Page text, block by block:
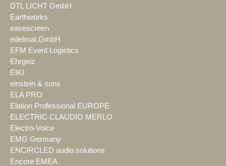
DTL LICHT GmbH
Earthworks
easescreen
edelmat.GmbH
EFM Event Logistics
Ehrgeiz
EIKI
einstein & sons
ELA PRO
Elation Professional EUROPE
ELECTRIC CLAUDIO MERLO
Electro-Voice
EMG Germany
ENCIRCLED audio.solutions
Encore EMEA